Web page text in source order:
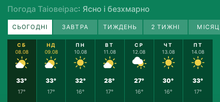
Погода Таіовеірас: Ясно і безхмарно
СЬОГОДНІ ЗАВТРА ТИЖДЕНЬ 2 ТИЖНІ
СБ
08.08
33°
17°
НД
09.08
33°
17°
ПН
10.08
32°
16°
ВТ
11.08
28°
17°
СР
12.08
27°
16°
ЧТ
13.08
30°
16°
ПТ
14.08
33°
17°